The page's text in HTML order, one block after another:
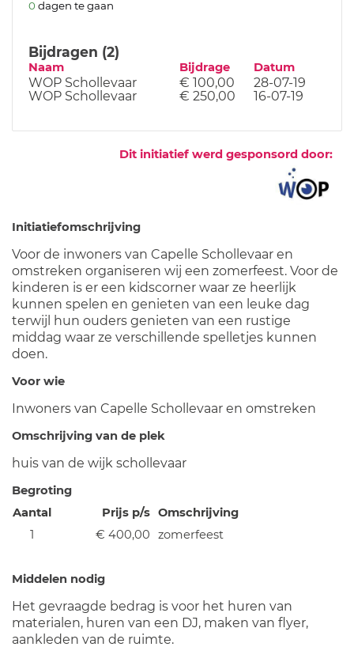
0 dagen te gaan
Bijdragen (2)
Naam Bijdrage Datum
WOP Schollevaar € 100,00
28-07-19
WOP Schollevaar
€ 250,00 16-07-19
Dit initiatief werd gesponsord door:
Initiatiefomschrijving
Voor de inwoners van Capelle Schollevaar en
omstreken organiseren wij een zomerfeest. Voor de
kinderen is er een kidscorner waar ze heerlijk
kunnen spelen en genieten van een leuke dag
terwijl hun ouders genieten van een rustige
middag waar ze verschillende spelletjes kunnen
doen.
Voor wie
Inwoners van Capelle Schollevaar en omstreken
Omschrijving van de plek
huis van de wijk schollevaar
Begroting
Aantal
Prijs p/s Omschrijving
1
€ 400,00 zomerfeest
Middelen nodig
Het gevraagde bedrag is voor het huren van
materialen, huren van een DJ, maken van flyer,
aankleden van de ruimte.